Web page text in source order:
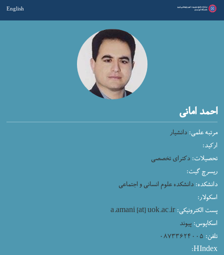
English
احمد امانی
مرتبه علمی: دانشیار
ارکید:
تحصیلات: دکترای تخصصی
ریسرچ گیت:
دانشکده: دانشکده علوم انسانی و اجتماعی
اسکولار:
پست الکترونیکی: a.amani [at] uok.ac.ir
اسکاپوس: پیوند
تلفن: ۰۸۷۳۳۶۲۴۰۰۵
HIndex: